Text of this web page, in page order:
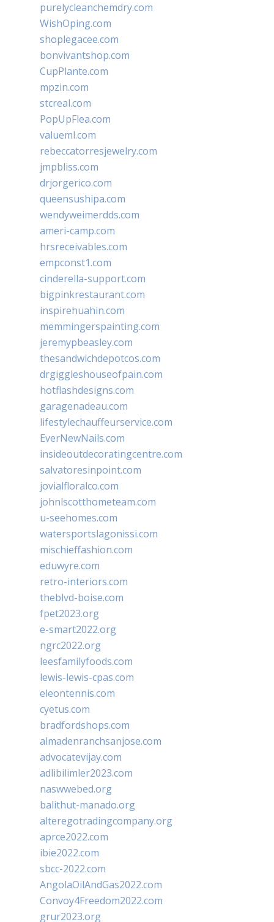
purelycleanchemdry.com
WishOping.com
shoplegacee.com
bonvivantshop.com
CupPlante.com
mpzin.com
stcreal.com
PopUpFlea.com
valueml.com
rebeccatorresjewelry.com
jmpbliss.com
drjorgerico.com
queensushipa.com
wendyweimerdds.com
ameri-camp.com
hrsreceivables.com
empconst1.com
cinderella-support.com
bigpinkrestaurant.com
inspirehuahin.com
memmingerspainting.com
jeremypbeasley.com
thesandwichdepotcos.com
drgiggleshouseofpain.com
hotflashdesigns.com
garagenadeau.com
lifestylechauffeurservice.com
EverNewNails.com
insideoutdecoratingcentre.com
salvatoresinpoint.com
jovialfloralco.com
johnlscotthometeam.com
u-seehomes.com
watersportslagonissi.com
mischieffashion.com
eduwyre.com
retro-interiors.com
theblvd-boise.com
fpet2023.org
e-smart2022.org
ngrc2022.org
leesfamilyfoods.com
lewis-lewis-cpas.com
eleontennis.com
cyetus.com
bradfordshops.com
almadenranchsanjose.com
advocatevijay.com
adlibilimler2023.com
naswwebed.org
balithut-manado.org
alteregotradingcompany.org
aprce2022.com
ibie2022.com
sbcc-2022.com
AngolaOilAndGas2022.com
Convoy4Freedom2022.com
grur2023.org